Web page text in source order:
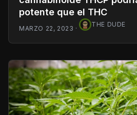
potente que el THC
MARZO 22, 2023 ·
THE DUDE